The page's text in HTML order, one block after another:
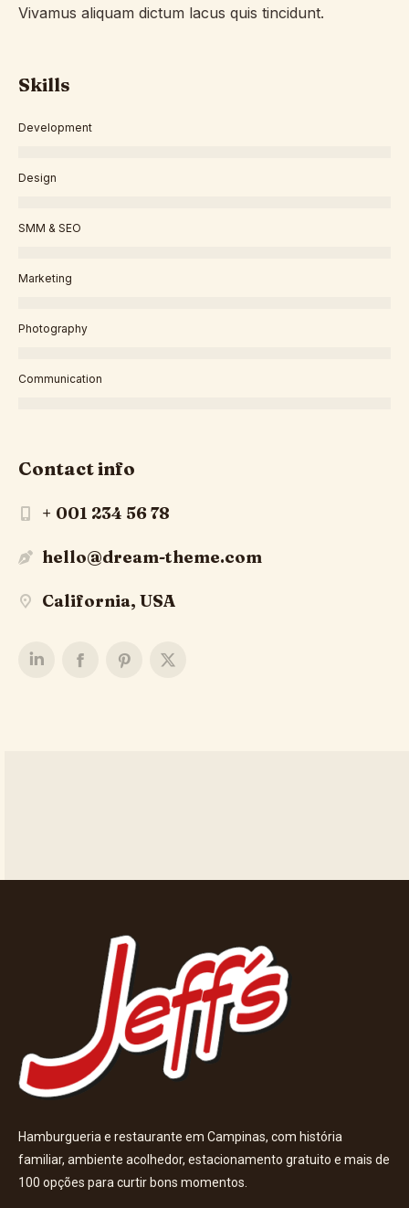
Vivamus aliquam dictum lacus quis tincidunt.
Skills
Development
Design
SMM & SEO
Marketing
Photography
Communication
Contact info
+ 001 234 56 78
hello@dream-theme.com
California, USA
Hamburgueria e restaurante em Campinas, com história
familiar, ambiente acolhedor, estacionamento gratuito e mais de
100 opções para curtir bons momentos.